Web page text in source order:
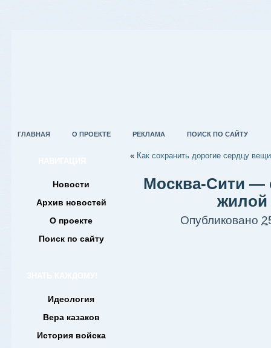
ГЛАВНАЯ О ПРОЕКТЕ РЕКЛАМА ПОИСК ПО САЙТУ
Новости
Архив новостей
О проекте
Поиск по сайту
Идеология
Вера казаков
История войска
« Как сохранить дорогие сердцу вещи
Москва-Сити —
жилой
Опубликовано